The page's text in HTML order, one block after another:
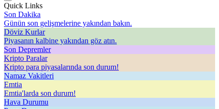
Quick Links
Son Dakika
Günün son gelişmelerine yakından bakın.
Döviz Kurlar
Piyasanın kalbine yakından göz atın.
Son Depremler
Kripto Paralar
Kripto para piyasalarında son durum!
Namaz Vakitleri
Emtia
Emtia'larda son durum!
Hava Durumu